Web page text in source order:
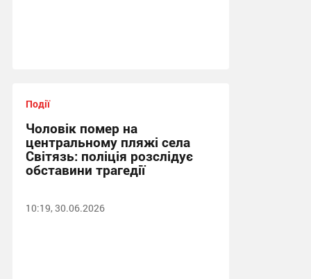
Події
Чоловік помер на
центральному пляжі села
Світязь: поліція розслідує
обставини трагедії
10:19, 30.06.2026